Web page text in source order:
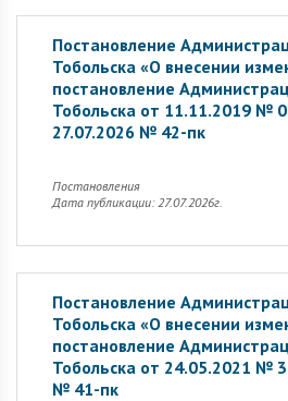
Постановление
Тобольска «О внесении
постановление
Тобольска от 11.11.2019 №
27.07.2026 № 42-пк
Постановления
Дата публикации: 27.07.2026г.
Постановление
Тобольска «О внесении
постановление
Тобольска от 24.05.2021 №
№ 41-пк